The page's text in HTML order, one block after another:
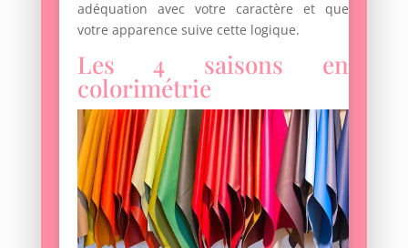
adéquation avec votre caractère et que
votre apparence suive cette logique.
Les 4 saisons en
colorimétrie